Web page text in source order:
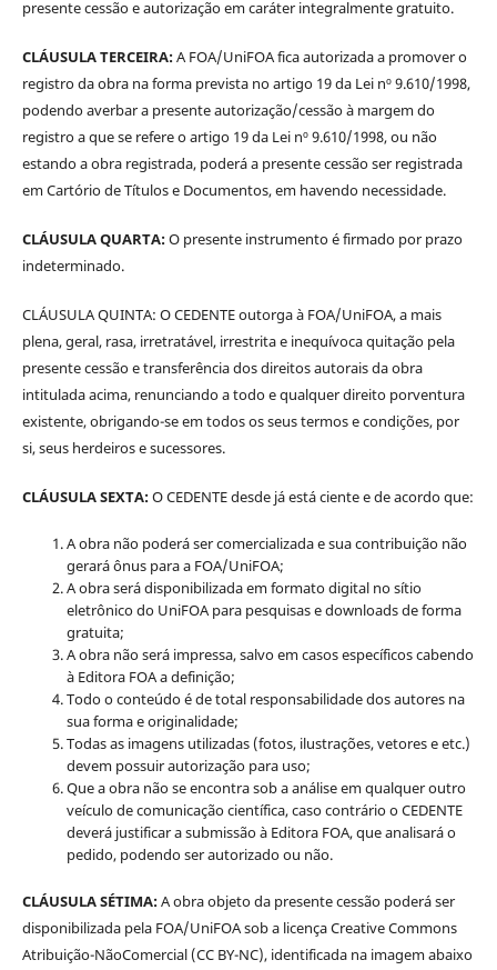
presente cessão e autorização em caráter integralmente gratuito.
CLÁUSULA TERCEIRA:A FOA/UniFOA fica autorizada a promover o
registro da obra na forma prevista no artigo 19 da Lei nº 9.610/1998,
podendo averbar a presente autorização/cessão à margem do
registro a que se refere o artigo 19 da Lei nº 9.610/1998, ou não
estando a obra registrada, poderá a presente cessão ser registrada
em Cartório de Títulos e Documentos, em havendo necessidade.
CLÁUSULA QUARTA:O presente instrumento é firmado por prazo
indeterminado.
CLÁUSULA QUINTA: O CEDENTE outorga à FOA/UniFOA, a mais
plena, geral, rasa, irretratável, irrestrita e inequívoca quitação pela
presente cessão e transferência dos direitos autorais da obra
intitulada acima, renunciando a todo e qualquer direito porventura
existente, obrigando-se em todos os seus termos e condições, por
si, seus herdeiros e sucessores.
CLÁUSULA SEXTA:O CEDENTE desde já está ciente e de acordo que:
A obra não poderá ser comercializada e sua contribuição não
gerará ônus para a FOA/UniFOA;
A obra será disponibilizada em formato digital no sítio
eletrônico do UniFOA para pesquisas e downloads de forma
gratuita;
A obra não será impressa, salvo em casos específicos cabendo
à Editora FOA a definição;
Todo o conteúdo é de total responsabilidade dos autores na
sua forma e originalidade;
Todas as imagens utilizadas (fotos, ilustrações, vetores e etc.)
devem possuir autorização para uso;
Que a obra não se encontra sob a análise em qualquer outro
veículo de comunicação científica, caso contrário o CEDENTE
deverá justificar a submissão à Editora FOA, que analisará o
pedido, podendo ser autorizado ou não.
CLÁUSULA SÉTIMA:A obra objeto da presente cessão poderá ser
disponibilizada pela FOA/UniFOA sob a licença Creative Commons
Atribuição-NãoComercial (CC BY-NC), identificada na imagem abaixo